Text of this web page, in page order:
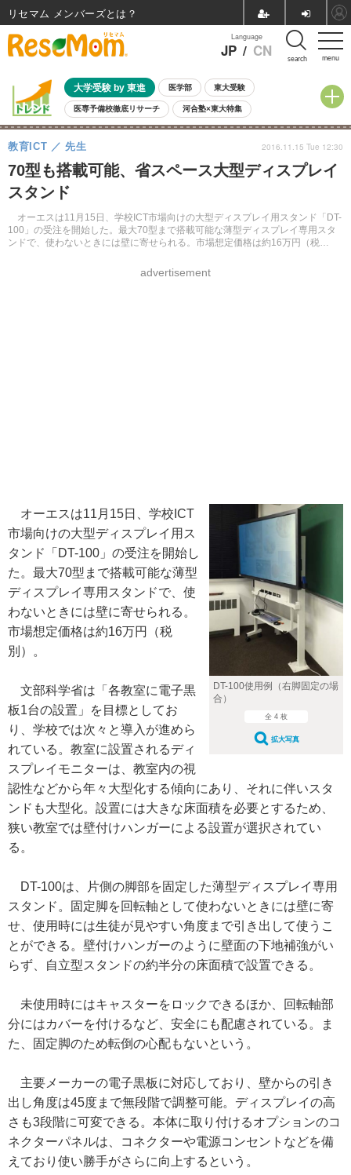
menu
Language
JP / CN search
大学受験 by 東進 医学部 東大受験
医専予備校徹底リサーチ 河合塾×東大特集
親子で考える大学選び 高校受験 中学受験 小学校受験
共通テスト 夏休み
8月開催イベント・WS 全国公立高校 過去問 人気記事
自由研究教材（小学生向け）
70型も搭載可能、省スペース大型ディスプレイ
スタンド
オーエスは11月15日、学校ICT市場向けの大型ディスプレイ用スタンド「DT-
100」の受注を開始した。最大70型まで搭載可能な薄型ディスプレイ専用スタ
ンドで、使わないときには壁に寄せられる。市場想定価格は約16万円（税
教育ICT 先生
advertisement
2016.11.15 Tue 12:30
DT-100使用例（右脚固定の場
合）
全 4 枚
拡大写真
オーエスは11月15日、学校ICT
市場向けの大型ディスプレイ用ス
タンド「DT-100」の受注を開始し
た。最大70型まで搭載可能な薄型
ディスプレイ専用スタンドで、使
わないときには壁に寄せられる。
市場想定価格は約16万円（税
別）。
文部科学省は「各教室に電子黒
板1台の設置」を目標としてお
り、学校では次々と導入が進めら
れている。教室に設置されるディ
スプレイモニターは、教室内の視
認性などから年々大型化する傾向にあり、それに伴いスタ
ンドも大型化。設置には大きな床面積を必要とするため、
狭い教室では壁付けハンガーによる設置が選択されてい
る。
DT-100は、片側の脚部を固定した薄型ディスプレイ専用
スタンド。固定脚を回転軸として使わないときには壁に寄
せ、使用時には生徒が見やすい角度まで引き出して使うこ
とができる。壁付けハンガーのように壁面の下地補強がい
らず、自立型スタンドの約半分の床面積で設置できる。
未使用時にはキャスターをロックできるほか、回転軸部
分にはカバーを付けるなど、安全にも配慮されている。ま
た、固定脚のため転倒の心配もないという。
主要メーカーの電子黒板に対応しており、壁からの引き
出し角度は45度まで無段階で調整可能。ディスプレイの高
さも3段階に可変できる。本体に取り付けるオプションのコ
ネクターパネルは、コネクターや電源コンセントなどを備
えており使い勝手がさらに向上するという。
リセマム メンバーズ